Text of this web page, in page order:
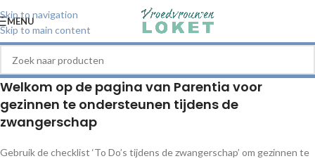
Skip to navigation
Skip to main content
MENU
Welkom op de pagina van Parentia voor
gezinnen te ondersteunen tijdens de
zwangerschap
Gebruik de checklist ‘To Do’s tijdens de zwangerschap’ om gezinnen te